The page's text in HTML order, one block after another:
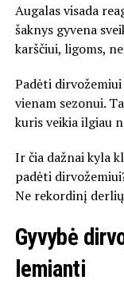
Augalas visada
šaknys gyvena
karščiui, ligoms,
Padėti
vienam sezonui.
kuris veikia ilgiau
Ir čia dažnai kyla
padėti
Ne rekordinį
Gyvybė
lemianti